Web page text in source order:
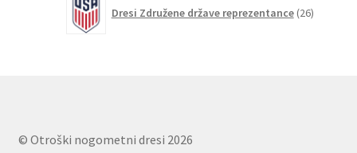
Dresi Združene države reprezentance 26izdelkov
© Otroški nogometni dresi 2026